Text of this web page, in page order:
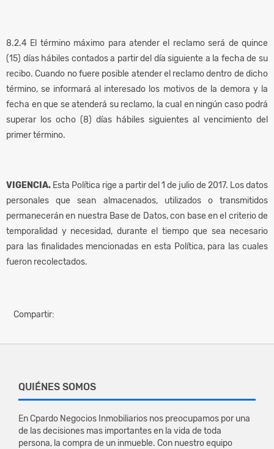
8.2.4 El término máximo para atender el reclamo será de quince
(15) días hábiles contados a partir del día siguiente a la fecha de su
recibo. Cuando no fuere posible atender el reclamo dentro de dicho
término, se informará al interesado los motivos de la demora y la
fecha en que se atenderá su reclamo, la cual en ningún caso podrá
superar los ocho (8) días hábiles siguientes al vencimiento del
primer término.
VIGENCIA. Esta Política rige a partir del 1 de julio de 2017. Los datos
personales que sean almacenados, utilizados o transmitidos
permanecerán en nuestra Base de Datos, con base en el criterio de
temporalidad y necesidad, durante el tiempo que sea necesario
para las finalidades mencionadas en esta Política, para las cuales
fueron recolectados.
Compartir:
QUIÉNES SOMOS
En Cpardo Negocios Inmobiliarios nos preocupamos por una
de las decisiones mas importantes en la vida de toda
persona, la compra de un inmueble. Con nuestro equipo